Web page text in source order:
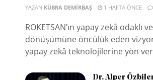
YAZAN KÜBRA DEMIRBAŞ 1 HAFTA ÖNCE
ROKETSAN’ın yapay zekâ odaklı
dönüşümüne öncülük eden
yapay zekâ teknolojilerine yön
Dr. Alper